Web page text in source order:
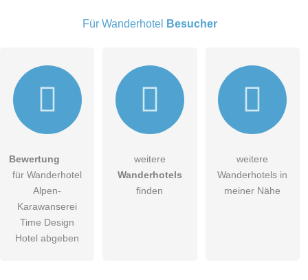
DieDatenschutzerklärunghabe ich zur Kenntnis genommen.
öffentliche Frage stellen
Hinweis:Bitte beachten Sie, öffentliche Fragen sind
Für Wanderhotel Besucher
Bewertung
für Wanderhotel
Alpen-
Karawanserei
Time Design
Hotel abgeben
weitere
Wanderhotels
finden
weitere
Wanderhotels in
meiner Nähe